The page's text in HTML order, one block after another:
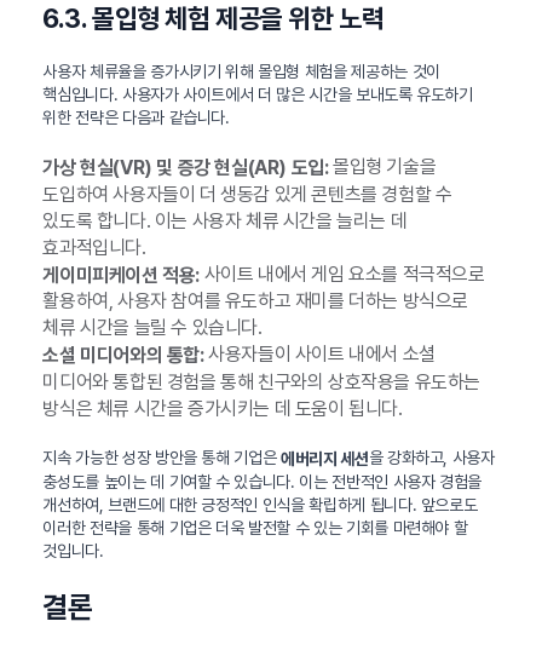
6.3. 몰입형 체험 제공을 위한 노력
사용자 체류율을 증가시키기 위해 몰입형 체험을 제공하는 것이
핵심입니다. 사용자가 사이트에서 더 많은 시간을 보내도록 유도하기
위한 전략은 다음과 같습니다.
가상 현실(VR) 및 증강 현실(AR) 도입:몰입형 기술을
도입하여 사용자들이 더 생동감 있게 콘텐츠를 경험할 수
있도록 합니다. 이는 사용자 체류 시간을 늘리는 데
효과적입니다.
게이미피케이션 적용:사이트 내에서 게임 요소를 적극적으로
활용하여, 사용자 참여를 유도하고 재미를 더하는 방식으로
체류 시간을 늘릴 수 있습니다.
소셜 미디어와의 통합:사용자들이 사이트 내에서 소셜
미디어와 통합된 경험을 통해 친구와의 상호작용을 유도하는
방식은 체류 시간을 증가시키는 데 도움이 됩니다.
지속 가능한 성장 방안을 통해 기업은에버리지 세션을 강화하고, 사용자
충성도를 높이는 데 기여할 수 있습니다. 이는 전반적인 사용자 경험을
개선하여, 브랜드에 대한 긍정적인 인식을 확립하게 됩니다. 앞으로도
이러한 전략을 통해 기업은 더욱 발전할 수 있는 기회를 마련해야 할
것입니다.
결론